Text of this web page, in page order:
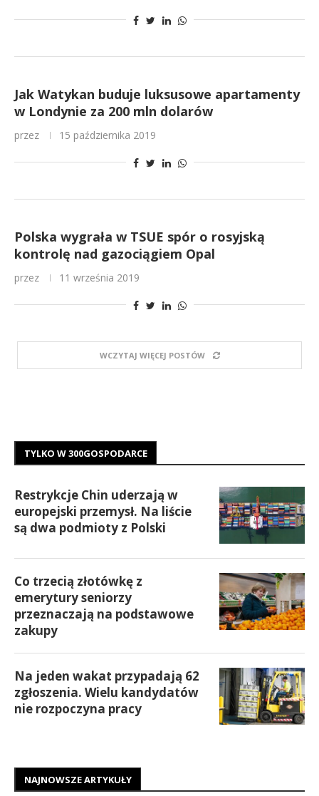
Jak Watykan buduje luksusowe apartamenty
w Londynie za 200 mln dolarów
przez 15 października 2019
Polska wygrała w TSUE spór o rosyjską
kontrolę nad gazociągiem Opal
przez 11 września 2019
WCZYTAJ WIĘCEJ POSTÓW
TYLKO W 300GOSPODARCE
Restrykcje Chin uderzają w
europejski przemysł. Na liście
są dwa podmioty z Polski
Co trzecią złotówkę z
emerytury seniorzy
przeznaczają na podstawowe
zakupy
Na jeden wakat przypadają 62
zgłoszenia. Wielu kandydatów
nie rozpoczyna pracy
NAJNOWSZE ARTYKUŁY